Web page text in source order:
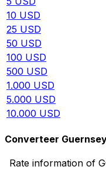
10 USD
25 USD
50 USD
100 USD
500 USD
1.000 USD
5.000 USD
10.000 USD
Converteer
Rate information of